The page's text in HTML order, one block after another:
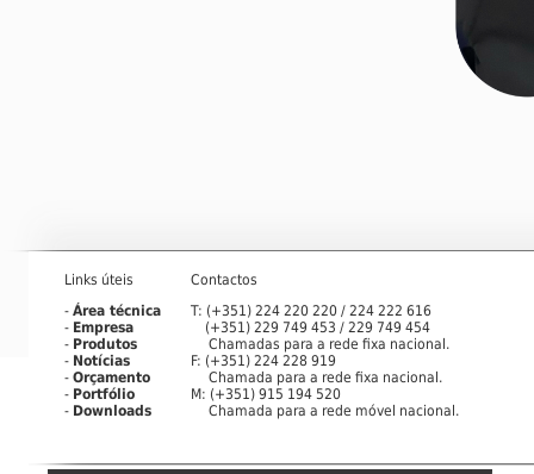
Links úteis
- Área técnica
- Empresa
- Produtos
- Notícias
- Orçamento
- Portfólio
- Downloads
Contactos
T: (+351) 224 220 220 / 224 222 616
(+351) 229 749 453 / 229 749 454
Chamadas para a rede fixa nacional.
F: (+351) 224 228 919
Chamada para a rede fixa nacional.
M: (+351) 915 194 520
Chamada para a rede móvel nacional.